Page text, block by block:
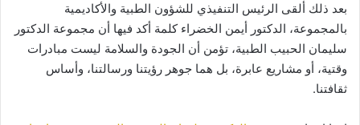
بعد ذلك ألقى الرئيس التنفيذي للشؤون الطبية والأكاديمية
بالمجموعة، الدكتور أيمن الخضراء كلمة أكد فيها أن مجموعة الدكتور
سليمان الحبيب الطبية، تؤمن أن الجودة والسلامة ليست مبادرات
وقتية، أو مشاريع عابرة، بل هما جوهر رؤيتنا ورسالتنا، وأساس
ثقافتنا.